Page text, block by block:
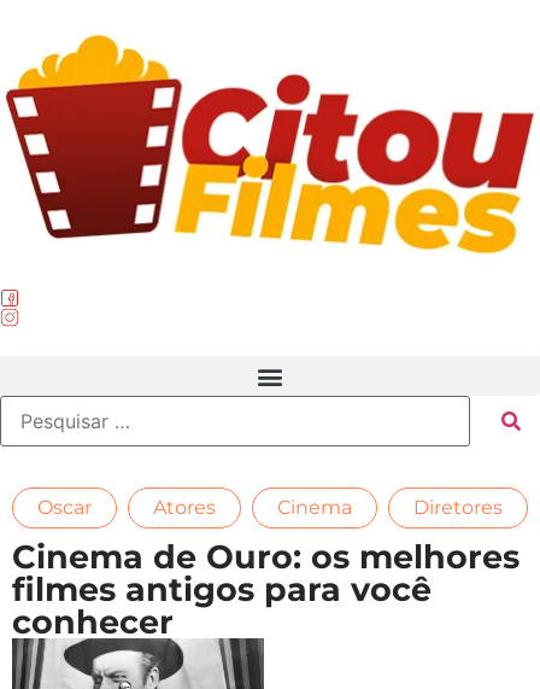
Oscar Atores Cinema Diretores
Cinema de Ouro: os melhores
filmes antigos para você
conhecer